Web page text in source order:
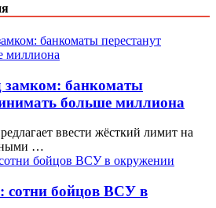
замком: банкоматы
больше миллиона
ввести жёсткий лимит на
…
бойцов ВСУ в